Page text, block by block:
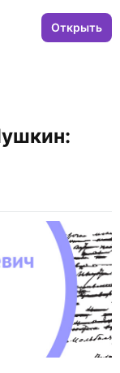
Открыть